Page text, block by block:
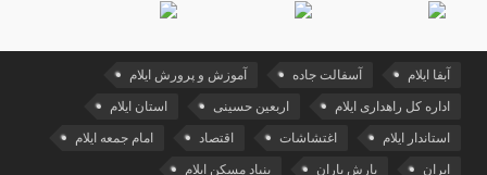
آبفا ایلام آسفالت جاده آموزش و پرورش ایلام
اداره کل راهداری ایلام اربعین حسینی استان ایلام
استاندار ایلام اغتشاشات اقتصاد امام جمعه ایلام
ایران بارش باران بنیاد مسکن ایلام